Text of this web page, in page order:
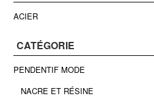
ACIER
CATÉGORIE
PENDENTIF MODE
NACRE ET RÉSINE